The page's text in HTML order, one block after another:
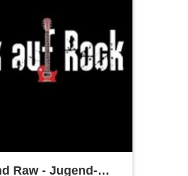
Raw - Jugend-